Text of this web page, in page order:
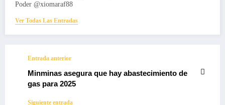
Poder @xiomaraf88
Ver Todas Las Entradas
Entrada anterior
Minminas asegura que hay abastecimiento de
gas para 2025
Siguiente entrada